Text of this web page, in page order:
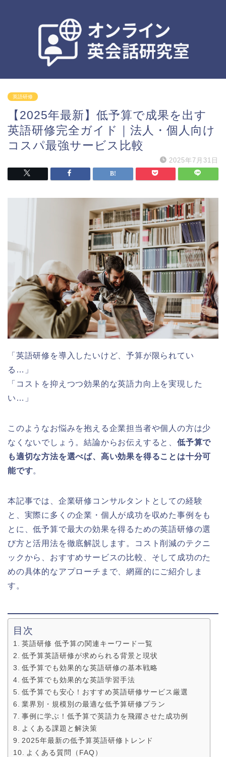
英語研修
【2025年最新】低予算で成果を出す
英語研修完全ガイド｜法人・個人向け
コスパ最強サービス比較
2025年7月31日
「英語研修を導入したいけど、予算が限られてい
る…」
「コストを抑えつつ効果的な英語力向上を実現した
い…」
このようなお悩みを抱える企業担当者や個人の方は少
なくないでしょう。結論からお伝えすると、 低予算で
も適切な方法を選べば、高い効果を得ることは十分可
能です。
本記事では、企業研修コンサルタントとしての経験
と、実際に多くの企業・個人が成功を収めた事例をも
とに、低予算で最大の効果を得るための英語研修の選
び方と活用法を徹底解説します。コスト削減のテクニ
ックから、おすすめサービスの比較、そして成功のた
めの具体的なアプローチまで、網羅的にご紹介しま
す。
目次
英語研修 低予算の関連キーワード一覧
低予算英語研修が求められる背景と現状
低予算でも効果的な英語研修の基本戦略
低予算でも効果的な英語学習手法
低予算でも安心！おすすめ英語研修サービス厳選
業界別・規模別の最適な低予算研修プラン
事例に学ぶ！低予算で英語力を飛躍させた成功例
よくある課題と解決策
2025年最新の低予算英語研修トレンド
よくある質問（FAQ）